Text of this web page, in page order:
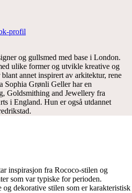
profil
og gullsmed med base i London.
ulike former og utvikle kreative og
annet inspirert av arkitektur, rene
Sophia Grønli Geller har en
Goldsmithing and Jewellery fra
i England. Hun er også utdannet
inspirasjon fra Rococo-stilen og
som var typiske for perioden.
dekorative stilen som er karakteristisk